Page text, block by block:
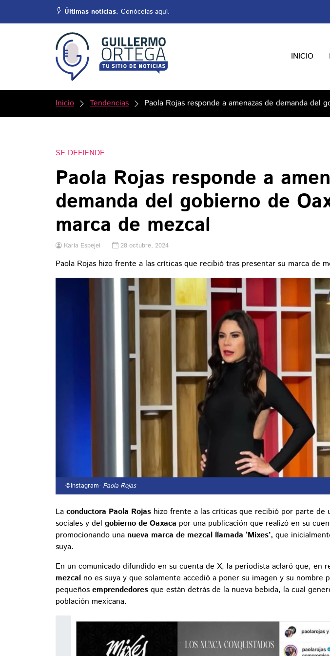
Últimas noticias. Conócelas aquí.
INICIO
Inicio Tendencias Paola Rojas responde a amenazas de demanda del
SE DEFIENDE
Paola Rojas responde a
demanda del gobierno de
marca de mezcal
Karla Espejel 28 octubre, 2024
Paola Rojas hizo frente a las críticas que recibió tras presentar su marca de
©Instagram- Paola Rojas
La conductora Paola Rojas hizo frente a las críticas que recibió por parte de
sociales y del gobierno de Oaxaca por una publicación que realizó en su
promocionando una nueva marca de mezcal llamada ‘Mixes’, que
suya.
En un comunicado difundido en su cuenta de X, la periodista aclaró que, en
mezcal no es suya y que solamente accedió a poner su imagen y su nombre
pequeños emprendedores que están detrás de la nueva bebida, la cual
población mexicana.